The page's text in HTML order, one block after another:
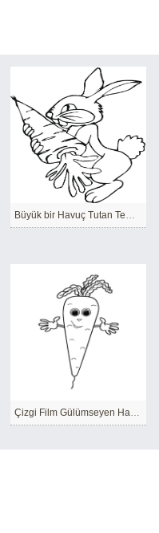
Büyük bir Havuç Tutan Temel Tavşan
Çizgi Film Gülümseyen Havuç